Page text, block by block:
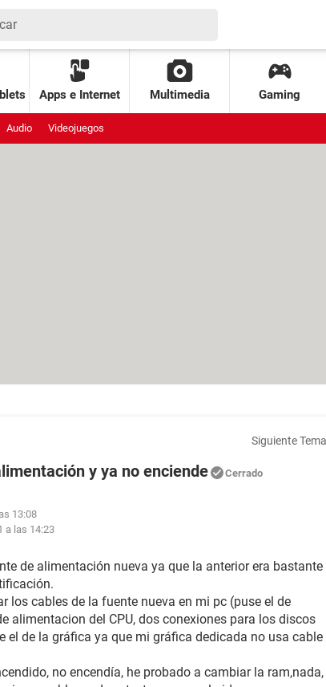
Apps e Internet Multimedia Gaming
Audio Videojuegos
Siguiente Tema
y ya no enciende Cerrado
13:08
a las 14:23
de alimentación nueva ya que la anterior era bastante
los cables de la fuente nueva en mi pc (puse el de
alimentacion del CPU, dos conexiones para los discos
el de la gráfica ya que mi gráfica dedicada no usa cable
no encendía, he probado a cambiar la ram,nada,